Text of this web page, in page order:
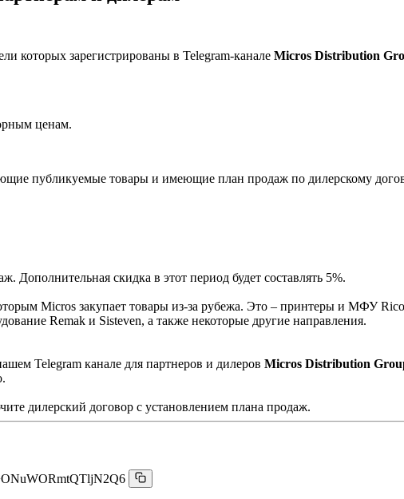
которых зарегистрированы в Telegram-канале Micros Distribution
ценам.
публикуемые товары и имеющие план продаж по дилерскому
Дополнительная скидка в этот период будет составлять 5%.
Micros закупает товары из-за рубежа. Это – принтеры и МФУ
Remak и Sisteven, а также некоторые другие направления.
Telegram канале для партнеров и дилеров Micros Distribution
дилерский договор с установлением плана продаж.